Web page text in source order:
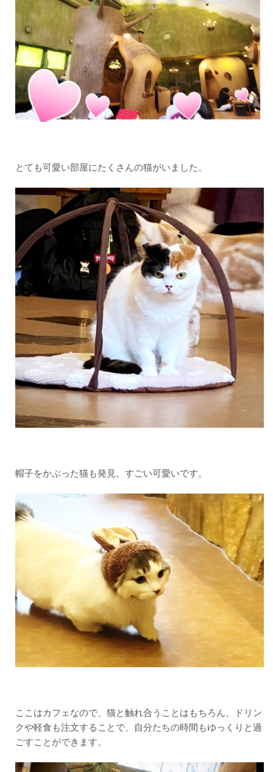
とても可愛い部屋にたくさんの猫がいました。
帽子をかぶった猫も発見。すごい可愛いです。
ここはカフェなので、猫と触れ合うことはもちろん、ドリン
クや軽食も注文することで、自分たちの時間もゆっくりと過
ごすことができます。